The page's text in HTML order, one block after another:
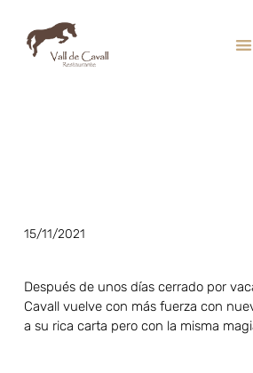
15/11/2021
Después de unos días cerrado por
Cavall vuelve con más fuerza con
a su rica carta pero con la misma